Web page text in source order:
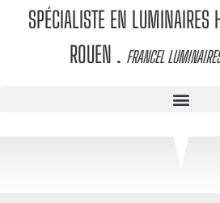
SPÉCIALISTE EN LUMINAIRES
ROUEN . FRANCEL